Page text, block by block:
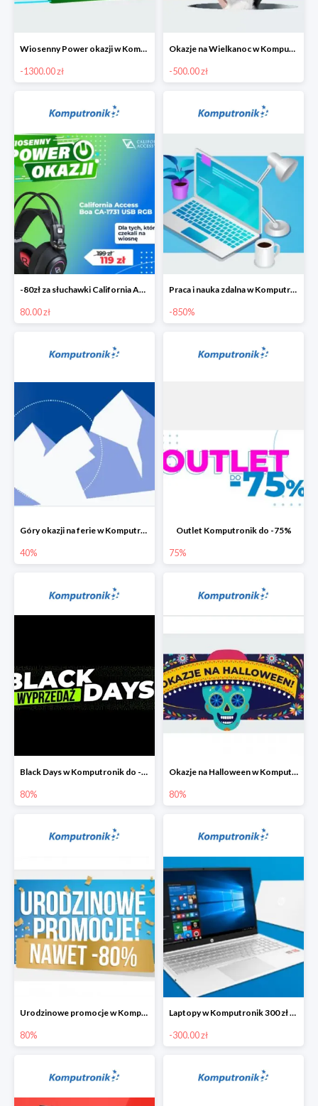
Wiosenny Power okazji w Komputronik - laptopy do 1300 zł
-1300.00 zł
Okazje na Wielkanoc w Komputronik do -500 zł
-500.00 zł
-80zł za słuchawki California Access Boa
80.00 zł
Praca i nauka zdalna w Komputronik do -850 zł
-850%
Góry okazji na ferie w Komputronik do -40%
40%
Outlet Komputronik do -75%
75%
Black Days w Komputronik do -80%
80%
Okazje na Halloween w Komputronik do -80%
80%
Urodzinowe promocje w Komputronik do -80%
80%
Laptopy w Komputronik 300 zł taniej
-300.00 zł